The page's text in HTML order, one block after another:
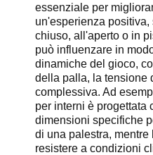
essenziale per
un'esperienza positiva,
chiuso, all'aperto o in
può influenzare in
dinamiche del gioco,
della palla, la tensione
complessiva. Ad
per interni è progettata
dimensioni specifiche
di una palestra,
resistere a condizioni